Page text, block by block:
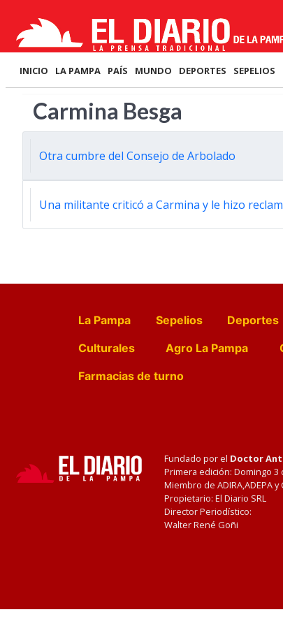
INICIO LA PAMPA PAÍS MUNDO DEPORTES SEPELIOS
Carmina Besga
Otra cumbre del Consejo de Arbolado
Una militante criticó a Carmina y le hizo
La Pampa Sepelios Deportes
Culturales
Agro La Pampa
Farmacias de turno
Fundado por el Doctor
Primera edición: Domingo 3
Miembro de ADIRA,ADEPA y
Propietario: El Diario SRL
Director Periodístico:
Walter René Goñi